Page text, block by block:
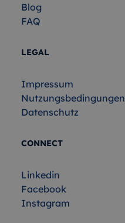
Blog
FAQ
LEGAL
Impressum
Nutzungsbedingungen
Datenschutz
CONNECT
Linkedin
Facebook
Instagram